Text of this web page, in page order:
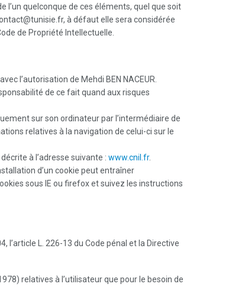
quelconque de ces éléments, quel que soit
à défaut elle sera considérée
de Propriété Intellectuelle.
l’autorisation de Mehdi BEN NACEUR.
de ce fait quand aux risques
sur son ordinateur par l’intermédiaire de
relatives à la navigation de celui-ci sur le
à l’adresse suivante : www.cnil.fr.
d’un cookie peut entraîner
sous IE ou firefox et suivez les instructions
l’article L. 226-13 du Code pénal et la Directive
relatives à l’utilisateur que pour le besoin de